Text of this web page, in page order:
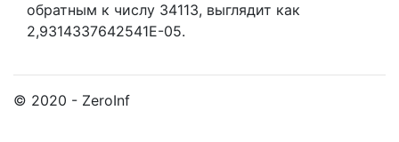
обратным к числу 34113, выглядит как
2,9314337642541E-05.
© 2020 - ZeroInf